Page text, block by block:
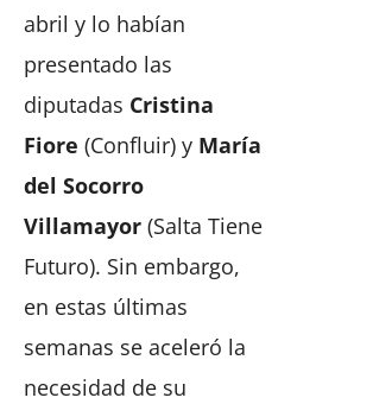
abril y lo habían
presentado las
diputadas Cristina
Fiore (Confluir) y María
del Socorro
Villamayor (Salta Tiene
Futuro). Sin embargo,
en estas últimas
semanas se aceleró la
necesidad de su